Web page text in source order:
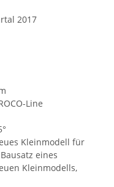
2017
Line
Kleinmodell für
eines
Kleinmodells,